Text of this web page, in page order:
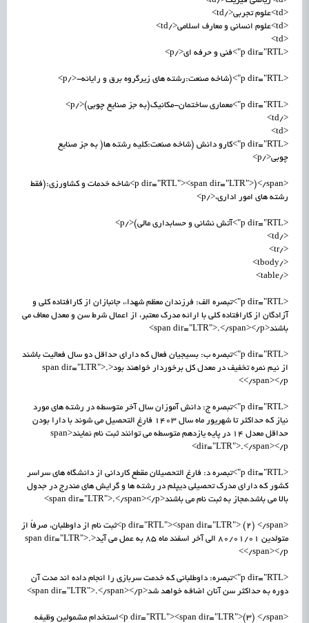
<td>علوم تجربی</td>
<td>علوم انسانی و معارف اسلامی</td>
<td>
<p dir="RTL">فنی و حرفه ای</p>
<p dir="RTL">(شاخه صنعت:رشته های زیرگروه برق و رایانه-</p>
<p dir="RTL">معماری ساختمان-مکانیک(به جز صنایع چوبی)</p>
</td>
<td>
<p dir="RTL">کارو دانش (شاخه صنعت:کلیه رشته ها( به جز صنایع
چوبی</p>
<p dir="RTL"><span dir="LTR">)</span>شاخه خدمات و کشاورزی:(فقط
رشته های امور اداری،</p>
<p dir="RTL">آتش نشانی و حسابداری مالی)</p>
</td>
</tr>
</tbody>
</table>
<p dir="RTL">تبصره الف: فرزندان معظم شهداء، جانبازان از کارافتاده کلی و
آزادگان از کارافتاده کلی با ارائه مدرک معتبر، از اعمال شرط سن و معدل معاف می
باشند<span dir="LTR">.</span></p>
<p dir="RTL">تبصره ب: بسیجیان فعال که دارای حداقل دو سال فعالیت باشند
از نیم نمره تخفیف در معدل کل برخوردار خواهند بود<span dir="LTR">.
</span></p>
<p dir="RTL">تبصره ج: دانش آموزان سال آخر متوسطه در رشته های مورد
نیاز که حداکثر تا شهریور ماه سال 1403 فارغ التحصیل می شوند با دارا بودن
حداقل معدل 14 در پایه یازدهم متوسطه می توانند ثبت نام نمایند<span
dir="LTR">.</span></p>
<p dir="RTL">تبصره د: فارغ التحصیلان مقطع کاردانی از دانشگاه های سراسر
کشور که دارای مدرک تحصیلی دیپلم در رشته ها و گرایش های مندرج در جدول
بالا می باشد،مجاز به ثبت نام می باشند<span dir="LTR">.</span></p>
<p dir="RTL"><span dir="LTR"> (2) </span>ثبت نام از داوطلبان، صرفاً از
متولدین 80/01/01 الی آخر اسفند ماه 85 به عمل می آید<span dir="LTR">.
</span></p>
<p dir="RTL">تبصره: داوطلبانی که خدمت سربازی را انجام داده اند مدت آن
دوره به حداکثر سن آنان اضافه خواهد شد<span dir="LTR">.</span></p>
<p dir="RTL"><span dir="LTR">(3) </span>استخدام مشمولین وظیفه